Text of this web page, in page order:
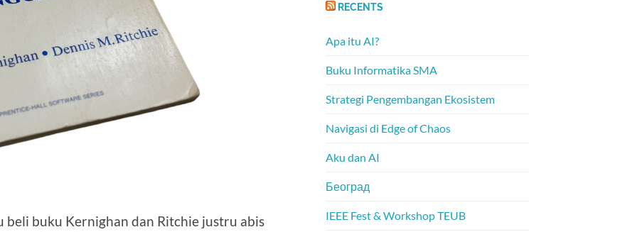
beli buku Kernighan dan Ritchie justru abis
RECENTS
Apa itu AI?
Buku Informatika SMA
Strategi Pengembangan Ekosistem
Navigasi di Edge of Chaos
Aku dan AI
Београд
IEEE Fest & Workshop TEUB